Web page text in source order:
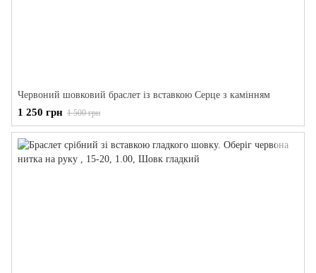
Червоний шовковий браслет із вставкою Серце з камінням
1 250 грн 1 500 грн